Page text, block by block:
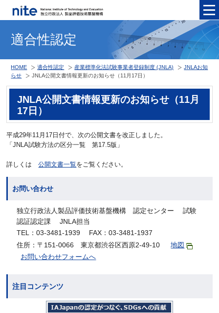
適合性認定
HOME 適合性認定 産業標準化法試験事業者登録制度 (JNLA)
JNLAお知
らせ
JNLA公開文書情報更新のお知らせ（11月17日）
JNLA公開文書情報更新のお知らせ（11月
17日）
平成29年11月17日付で、次の公開文書を改正しました。
「JNLA試験方法の区分一覧 第17.5版 」
詳しくは公開文書一覧をご覧ください。
お問い合わせ
独立行政法人製品評価技術基盤機構 認定センター 試験
認証認定課 JNLA担当
TEL：03-3481-1939 FAX：03-3481-1937
住所：〒151-0066 東京都渋谷区西原2-49-10
地図
お問い合わせフォームへ
注目コンテンツ